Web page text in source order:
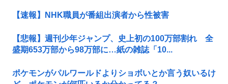
【速報】NHK職員が番組出演者から性被害
【悲報】週刊少年ジャンプ、史上初の100万部割れ 全
盛期653万部から98万部に…紙の雑誌「10...
ポケモンがパルワールドよりショボいとか言う奴いるけ